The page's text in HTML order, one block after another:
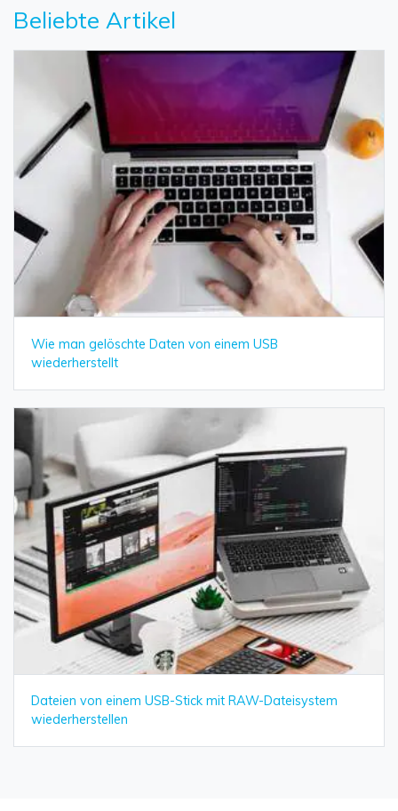
Beliebte Artikel
Wie man gelöschte Daten von einem USB
wiederherstellt
Dateien von einem USB-Stick mit RAW-Dateisystem
wiederherstellen